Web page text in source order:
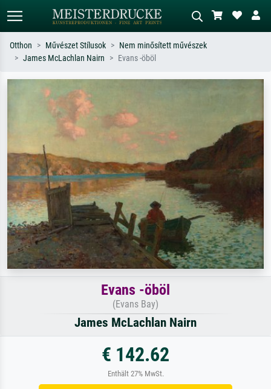
Keressen művész, műcím vagy stílus
szerint – pl. Monet, Csillagos éj,
impresszionizmus, Hokusai-hullám,
akt.
Otthon Művészet Stílusok
Nem minősített művészek
James McLachlan Nairn
Evans -öböl
Evans -öböl
(Evans Bay)
James McLachlan Nairn
€ 142.62
Enthält 27% MwSt.